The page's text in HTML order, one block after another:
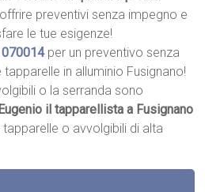
preventivi senza impegno e
le tue esigenze!
per un preventivo senza
in alluminio Fusignano!
o la serranda sono
Eugenio il tapparellista a Fusignano
o avvolgibili di alta